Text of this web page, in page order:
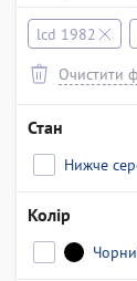
lcd 1982
Очистити
Стан
Нижче
Колір